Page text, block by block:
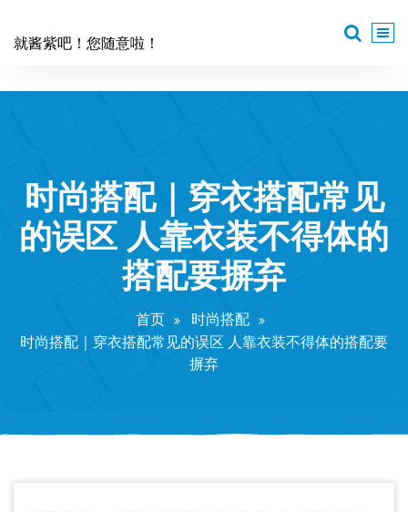
就酱紫吧！您随意啦！
时尚搭配｜穿衣搭配常见
的误区 人靠衣装不得体的
搭配要摒弃
首页
时尚搭配
时尚搭配｜穿衣搭配常见的误区 人靠衣装不得体的搭配要
摒弃